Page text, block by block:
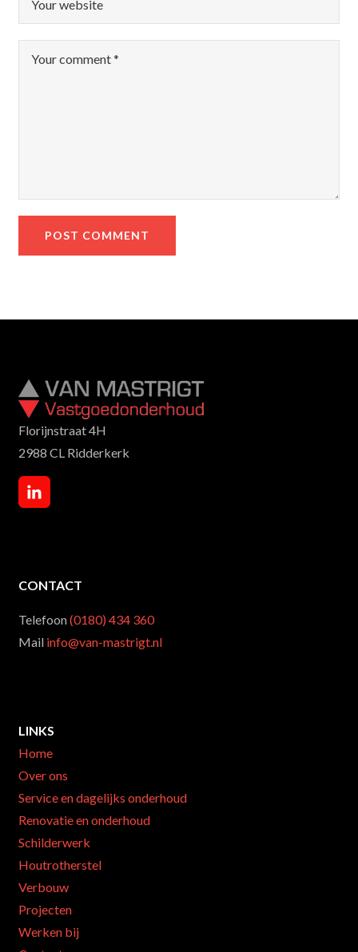
Florijnstraat 4H
2988 CL Ridderkerk
CONTACT
Telefoon(0180) 434 360
Mail info@van-mastrigt.nl
LINKS
Home
Over ons
Service en dagelijks onderhoud
Renovatie en onderhoud
Schilderwerk
Houtrotherstel
Verbouw
Projecten
Werken bij